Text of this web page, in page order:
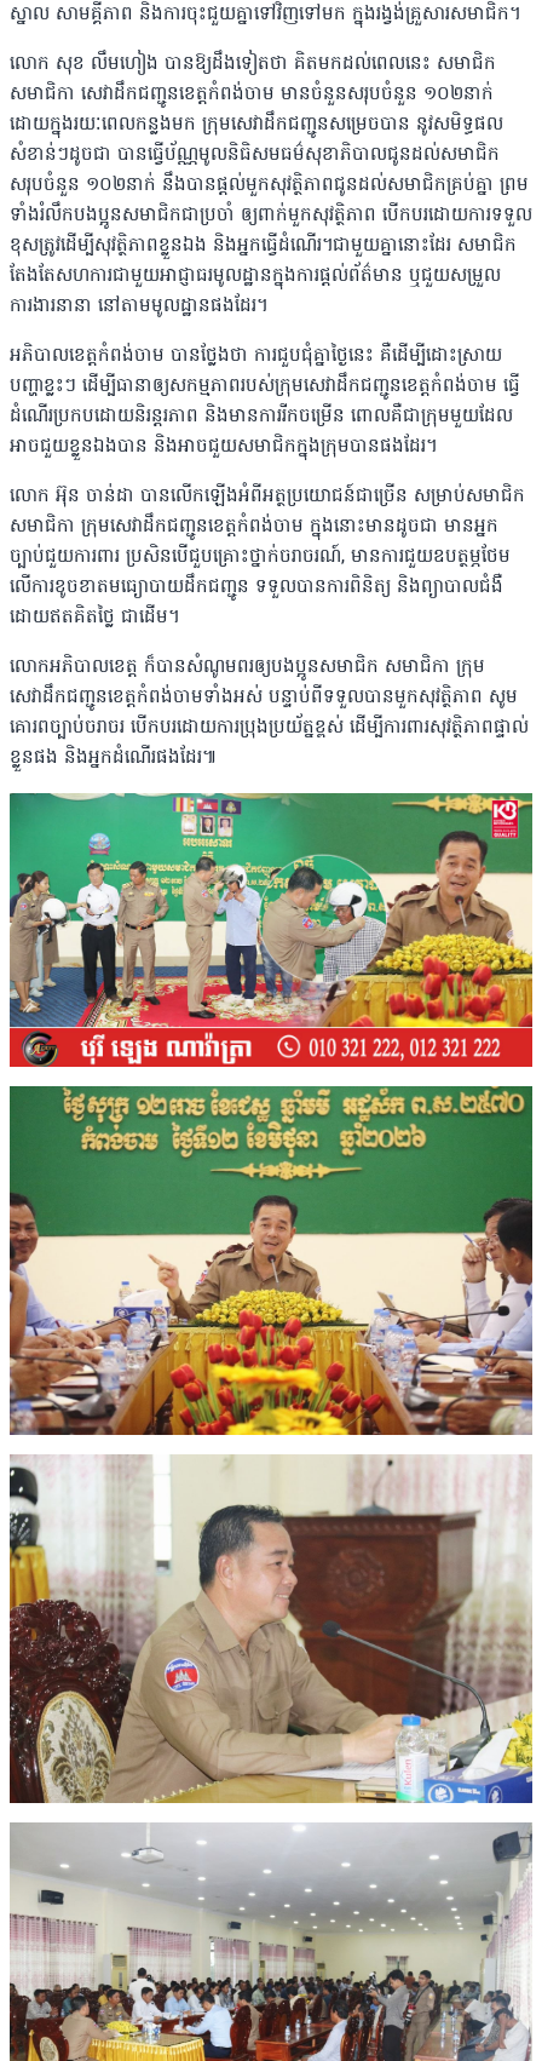
ស្នាល សាមគ្គីភាព និងការចុះជួយគ្នាទៅវិញទៅមក ក្នុងរង្វង់គ្រួសារសមាជិក។
លោក សុខ លឹមហៀង បានឱ្យដឹងទៀតថា គិតមកដល់ពេលនេះ សមាជិក
សមាជិកា សេវាដឹកជញ្ជូនខេត្តកំពង់ចាម មានចំនួនសរុបចំនួន ១០២នាក់
ដោយក្នុងរយៈពេលកន្លងមក ក្រុមសេវាដឹកជញ្ជូនសម្រេចបាន នូវសមិទ្ធផល
សំខាន់ៗដូចជា បានធ្វើប័ណ្ណមូលនិធិសមធម៌សុខាភិបាលជូនដល់សមាជិក
សរុបចំនួន ១០២នាក់ នឹងបានផ្ដល់មួកសុវត្ថិភាពជូនដល់សមាជិកគ្រប់គ្នា ព្រម
ទាំងរំលឹកបងប្អូនសមាជិកជាប្រចាំ ឲ្យពាក់មួកសុវត្ថិភាព បើកបរដោយការទទួល
ខុសត្រូវដើម្បីសុវត្ថិភាពខ្លួនឯង និងអ្នកធ្វើដំណើរ។ជាមួយគ្នានោះដែរ សមាជិក
តែងតែសហការជាមួយអាជ្ញាធរមូលដ្ឋានក្នុងការផ្ដល់ព័ត៌មាន ឬជួយសម្រួល
ការងារនានា នៅតាមមូលដ្ឋានផងដែរ។
អភិបាលខេត្តកំពង់ចាម បានថ្លែងថា ការជួបជុំគ្នាថ្ងៃនេះ គឺដើម្បីដោះស្រាយ
បញ្ហាខ្លះៗ ដើម្បីធានាឲ្យសកម្មភាពរបស់ក្រុមសេវាដឹកជញ្ជូនខេត្តកំពង់ចាម ធ្វើ
ដំណើរប្រកបដោយនិរន្តរភាព និងមានការរីកចម្រើន ពោលគឺជាក្រុមមួយដែល
អាចជួយខ្លួនឯងបាន និងអាចជួយសមាជិកក្នុងក្រុមបានផងដែរ។
លោក អ៊ុន ចាន់ដា បានលើកឡើងអំពីអត្ថប្រយោជន៍ជាច្រើន សម្រាប់សមាជិក
សមាជិកា ក្រុមសេវាដឹកជញ្ជូនខេត្តកំពង់ចាម ក្នុងនោះមានដូចជា មានអ្នក
ច្បាប់ជួយការពារ ប្រសិនបើជួបគ្រោះថ្នាក់ចរាចរណ៍, មានការជួយឧបត្ថម្ភថែម
លើការខូចខាតមធ្យោបាយដឹកជញ្ជូន ទទួលបានការពិនិត្យ និងព្យាបាលជំងឺ
ដោយឥតគិតថ្លៃ ជាដើម។
លោកអភិបាលខេត្ត ក៏បានសំណូមពរឲ្យបងប្អូនសមាជិក សមាជិកា ក្រុម
សេវាដឹកជញ្ជូនខេត្តកំពង់ចាមទាំងអស់ បន្ទាប់ពីទទួលបានមួកសុវត្ថិភាព សូម
គោរពច្បាប់ចរាចរ បើកបរដោយការប្រុងប្រយ័ត្នខ្ពស់ ដើម្បីការពារសុវត្ថិភាពផ្ទាល់
ខ្លួនផង និងអ្នកដំណើរផងដែរ៕